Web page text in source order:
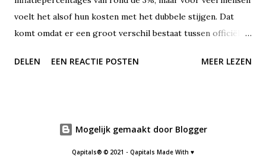
voelt het alsof hun kosten met het dubbele stijgen. Dat
komt omdat er een groot verschil bestaat tussen officiële
ervaart. Dit fenomeen noemen we persoonlijke inflatie – en
en meer. En juist díe persoonlijke uitgaven stijgen in veel
gevallen harder dan het landelijk gemiddelde. Sinds de
DELEN EEN REACTIE POSTEN MEER LEZEN
Mogelijk gemaakt door Blogger
Qapitals® © 2021 - Qapitals Made With ♥